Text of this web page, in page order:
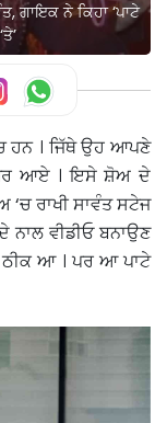
ਗਾਇਕ ਨੇ ਕਿਹਾ ‘ਪਾਟੇ
ਹਨ । ਜਿੱਥੇ ਉਹ ਆਪਣੇ
ਆਏ । ਇਸੇ ਸ਼ੋਅ ਦੇ
‘ਚ ਰਾਖੀ ਸਾਵੰਤ ਸਟੇਜ
ਵੀਡੀਓ ਬਨਾਉਣ
ਠੀਕ ਆ । ਪਰ ਆ ਪਾਟੇ